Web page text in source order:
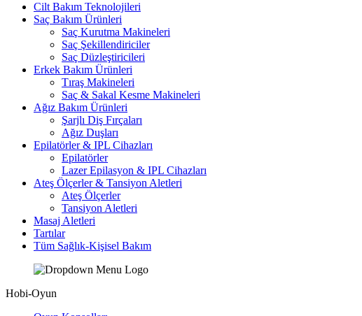
Cilt Bakım Teknolojileri
Saç Bakım Ürünleri
Saç Kurutma Makineleri
Saç Şekillendiriciler
Saç Düzleştiricileri
Erkek Bakım Ürünleri
Tıraş Makineleri
Saç & Sakal Kesme Makineleri
Ağız Bakım Ürünleri
Şarjlı Diş Fırçaları
Ağız Duşları
Epilatörler & IPL Cihazları
Epilatörler
Lazer Epilasyon & IPL Cihazları
Ateş Ölçerler & Tansiyon Aletleri
Ateş Ölçerler
Tansiyon Aletleri
Masaj Aletleri
Tartılar
Tüm Sağlık-Kişisel Bakım
Hobi-Oyun